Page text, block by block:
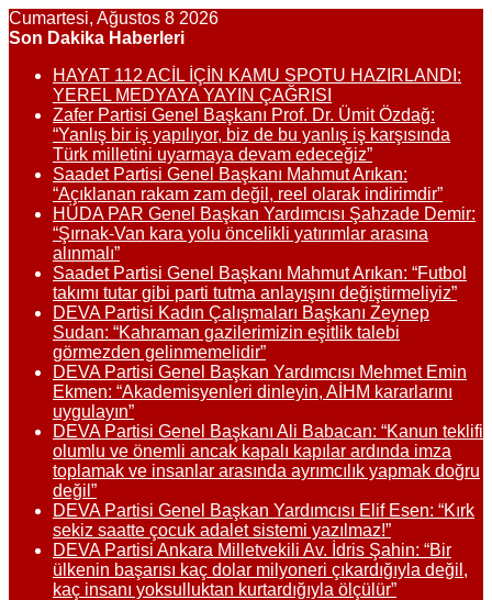
Cumartesi, Ağustos 8 2026
Son Dakika Haberleri
HAYAT 112 ACİL İÇİN KAMU SPOTU HAZIRLANDI:
YEREL MEDYAYA YAYIN ÇAĞRISI
Zafer Partisi Genel Başkanı Prof. Dr. Ümit Özdağ:
“Yanlış bir iş yapılıyor, biz de bu yanlış iş karşısında
Türk milletini uyarmaya devam edeceğiz”
Saadet Partisi Genel Başkanı Mahmut Arıkan:
“Açıklanan rakam zam değil, reel olarak indirimdir”
HÜDA PAR Genel Başkan Yardımcısı Şahzade Demir:
“Şırnak-Van kara yolu öncelikli yatırımlar arasına
alınmalı”
Saadet Partisi Genel Başkanı Mahmut Arıkan: “Futbol
takımı tutar gibi parti tutma anlayışını değiştirmeliyiz”
DEVA Partisi Kadın Çalışmaları Başkanı Zeynep
Sudan: “Kahraman gazilerimizin eşitlik talebi
görmezden gelinmemelidir”
DEVA Partisi Genel Başkan Yardımcısı Mehmet Emin
Ekmen: “Akademisyenleri dinleyin, AİHM kararlarını
uygulayın”
DEVA Partisi Genel Başkanı Ali Babacan: “Kanun teklifi
olumlu ve önemli ancak kapalı kapılar ardında imza
toplamak ve insanlar arasında ayrımcılık yapmak doğru
değil”
DEVA Partisi Genel Başkan Yardımcısı Elif Esen: “Kırk
sekiz saatte çocuk adalet sistemi yazılmaz!”
DEVA Partisi Ankara Milletvekili Av. İdris Şahin: “Bir
ülkenin başarısı kaç dolar milyoneri çıkardığıyla değil,
kaç insanı yoksulluktan kurtardığıyla ölçülür”